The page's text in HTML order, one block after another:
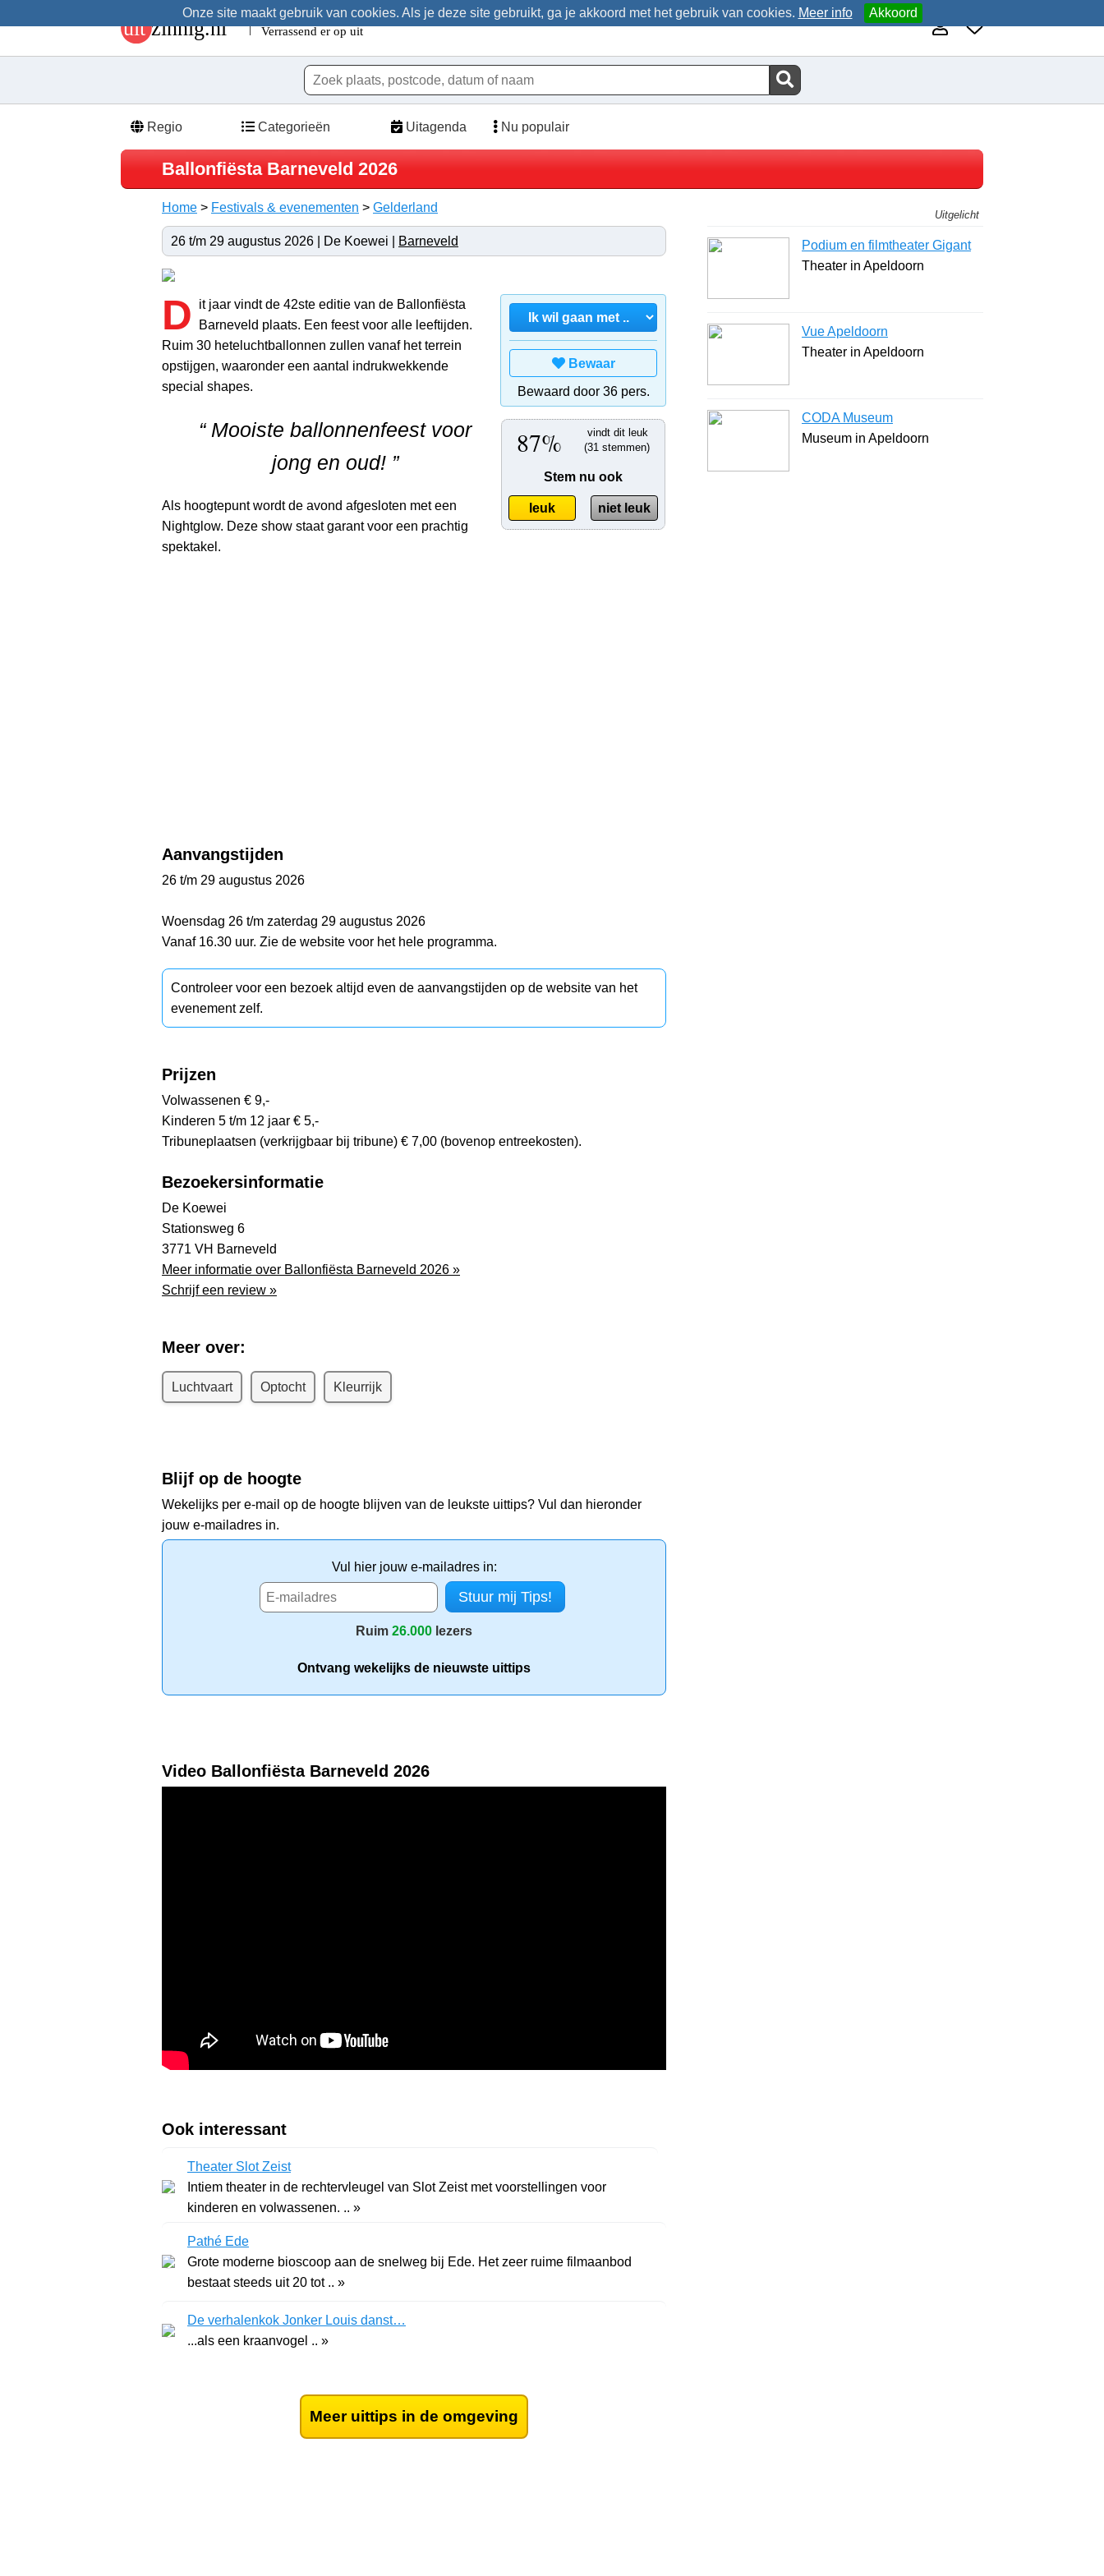
Onze site maakt gebruik van cookies. Als je deze site gebruikt, ga je akkoord met het gebruik van cookies. Meer info Akkoord
Regio Categorieën Uitagenda Nu populair
Ballonfiësta Barneveld 2026
Home > Festivals & evenementen > Gelderland
26 t/m 29 augustus 2026 | De Koewei | Barneveld
Bewaar
Bewaard door 36 pers.
vindt dit leuk
(31 stemmen)
87%
Stem nu ook
leuk niet leuk
D
it jaar vindt de 42ste editie van de Ballonfiësta
Barneveld plaats. Een feest voor alle leeftijden.
Ruim 30 heteluchtballonnen zullen vanaf het terrein
opstijgen, waaronder een aantal indrukwekkende
special shapes.
“ Mooiste ballonnenfeest voor
jong en oud! ”
Als hoogtepunt wordt de avond afgesloten met een
Nightglow. Deze show staat garant voor een prachtig
spektakel.
Aanvangstijden
26 t/m 29 augustus 2026
Woensdag 26 t/m zaterdag 29 augustus 2026
Vanaf 16.30 uur. Zie de website voor het hele programma.
Controleer voor een bezoek altijd even de aanvangstijden op de website van het
evenement zelf.
Prijzen
Volwassenen € 9,-
Kinderen 5 t/m 12 jaar € 5,-
Tribuneplaatsen (verkrijgbaar bij tribune) € 7,00 (bovenop entreekosten).
Bezoekersinformatie
De Koewei
Stationsweg 6
3771 VH Barneveld
Meer informatie over Ballonfiësta Barneveld 2026 »
Schrijf een review »
Meer over:
Luchtvaart Optocht Kleurrijk
Blijf op de hoogte
Wekelijks per e-mail op de hoogte blijven van de leukste uittips? Vul dan hieronder
jouw e-mailadres in.
Vul hier jouw e-mailadres in:
Ruim 26.000 lezers
Ontvang wekelijks de nieuwste uittips
Video Ballonfiësta Barneveld 2026
Ook interessant
Theater Slot Zeist
Intiem theater in de rechtervleugel van Slot Zeist met voorstellingen voor
kinderen en volwassenen. .. »
Pathé Ede
Grote moderne bioscoop aan de snelweg bij Ede. Het zeer ruime filmaanbod
bestaat steeds uit 20 tot .. »
De verhalenkok Jonker Louis danst…
...als een kraanvogel .. »
Meer uittips in de omgeving
Uitgelicht
Podium en filmtheater Gigant
Theater in Apeldoorn
Vue Apeldoorn
Theater in Apeldoorn
CODA Museum
Museum in Apeldoorn